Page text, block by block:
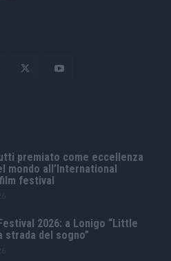
premiato come eccellenza
mondo all’International
festival
2026: a Lonigo “Little
strada del sogno”